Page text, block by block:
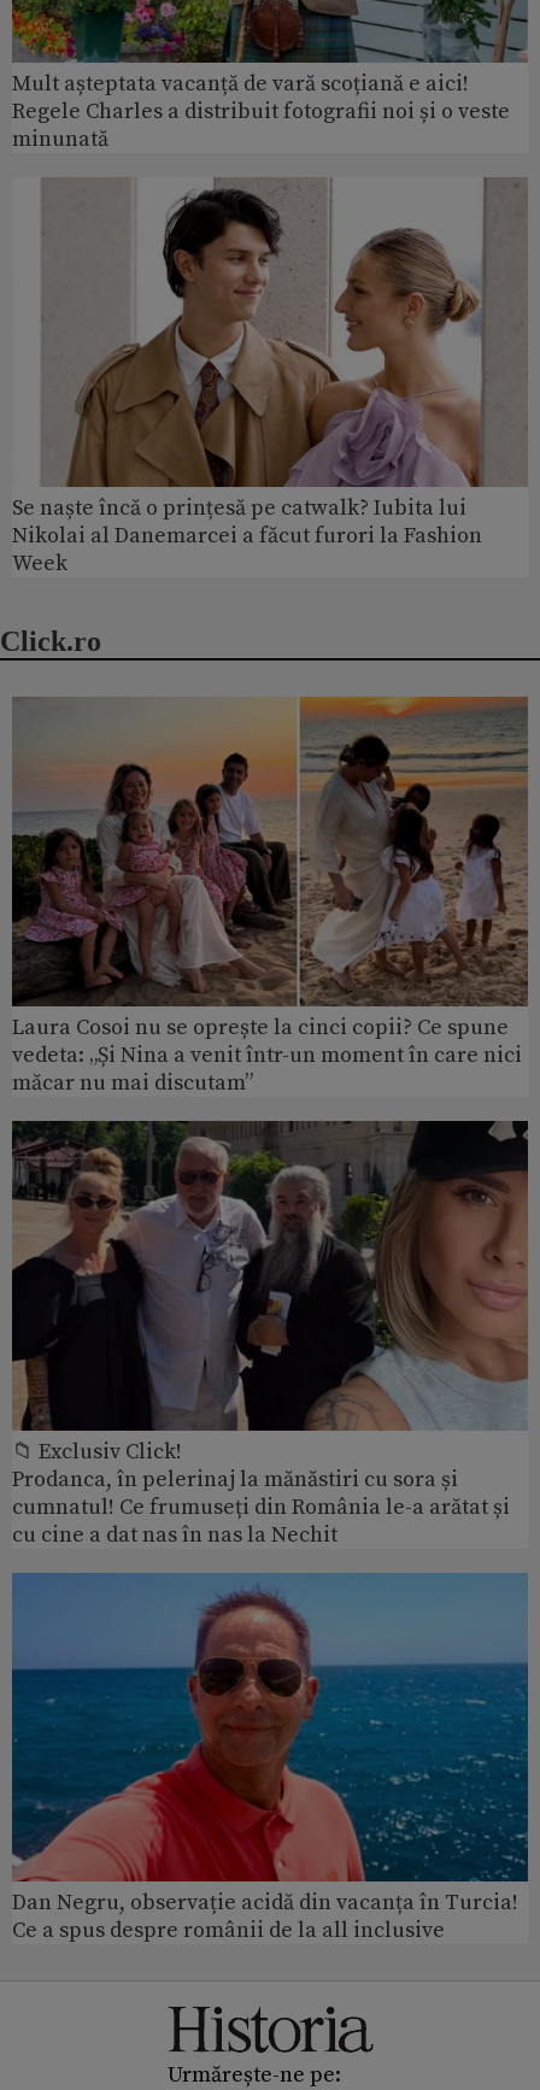
Mult așteptata vacanță de vară scoțiană e aici!
Regele Charles a distribuit fotografii noi și o veste
minunată
Se naște încă o prințesă pe catwalk? Iubita lui
Nikolai al Danemarcei a făcut furori la Fashion
Week
Click.ro
Laura Cosoi nu se oprește la cinci copii? Ce spune
vedeta: „Și Nina a venit într-un moment în care nici
măcar nu mai discutam”
📁 Exclusiv Click!
Prodanca, în pelerinaj la mănăstiri cu sora și
cumnatul! Ce frumuseți din România le-a arătat și
cu cine a dat nas în nas la Nechit
Dan Negru, observație acidă din vacanța în Turcia!
Ce a spus despre românii de la all inclusive
Urmărește-ne pe: